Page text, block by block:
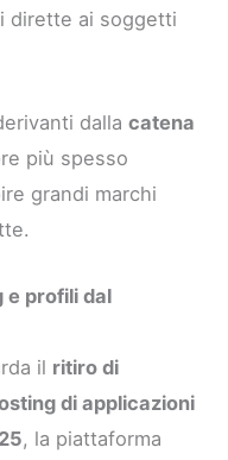
dirette ai soggetti
dallacatena
più spesso
grandi marchi
e profili dal
il ritiro di
di applicazioni
, la piattaforma